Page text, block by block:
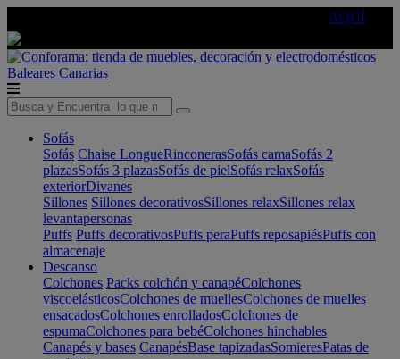
AQUÍ
Baleares Canarias
Sofás
Sofás Chaise LongueRinconerasSofás camaSofás 2
plazasSofás 3 plazasSofás de pielSofás relaxSofás
exteriorDivanes
Sillones Sillones decorativosSillones relaxSillones relax
levantapersonas
Puffs Puffs decorativosPuffs peraPuffs reposapiésPuffs con
almacenaje
Descanso
Colchones Packs colchón y canapéColchones
viscoelásticosColchones de muellesColchones de muelles
ensacadosColchones enrolladosColchones de
espumaColchones para bebéColchones hinchables
Canapés y bases CanapésBase tapizadasSomieresPatas de